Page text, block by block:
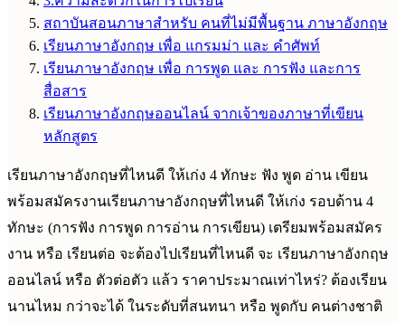
สถาบันสอนภาษาสำหรับ คนที่ไม่มีพื้นฐาน ภาษาอังกฤษ
เรียนภาษาอังกฤษ เพื่อ แกรมม่า และ คำศัพท์
เรียนภาษาอังกฤษ เพื่อ การพูด และ การฟัง และการ
สื่อสาร
เรียนภาษาอังกฤษออนไลน์ จากเจ้าของภาษาที่เขียน
หลักสูตร
เรียนภาษาอังกฤษที่ไหนดี ให้เก่ง 4 ทักษะ ฟัง พูด อ่าน เขียน
พร้อมสมัครงานเรียนภาษาอังกฤษที่ไหนดี ให้เก่ง รอบด้าน 4
ทักษะ (การฟัง การพูด การอ่าน การเขียน) เตรียมพร้อมสมัคร
งาน หรือ เรียนต่อ จะต้องไปเรียนที่ไหนดี จะ เรียนภาษาอังกฤษ
ออนไลน์ หรือ ตัวต่อตัว แล้ว ราคาประมาณเท่าไหร่? ต้องเรียน
นานไหม กว่าจะได้ ในระดับที่สนทนา หรือ พูดกับ คนต่างชาติ